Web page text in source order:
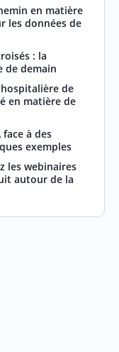
en matière
les données de
: la
de demain
de
en matière de
face à des
exemples
les webinaires
autour de la